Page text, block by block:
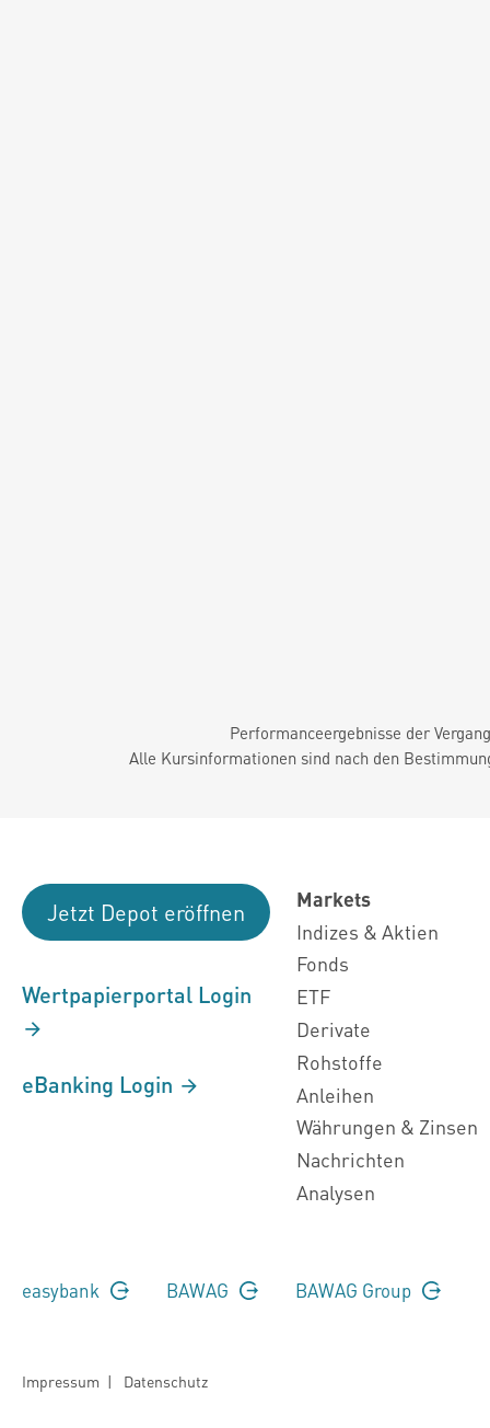
Performanceergebnisse der
Alle Kursinformationen sind nach den
Jetzt Depot eröffnen
Wertpapierportal Login
eBanking Login
Markets
Indizes & Aktien
Fonds
ETF
Derivate
Rohstoffe
Anleihen
Währungen & Zinsen
Nachrichten
Analysen
easybank BAWAG BAWAG Group
Impressum | Datenschutz